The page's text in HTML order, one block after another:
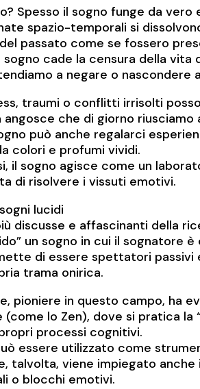
Spesso il sogno funge da
spazio-temporali si
passato come se fossero
cade la censura della vita
a negare o nascondere
traumi o conflitti irrisolti
che di giorno riusciamo
può anche regalarci
colori e profumi vividi.
il sogno agisce come un
di risolvere i vissuti emotivi.
lucidi
discusse e affascinanti della
un sogno in cui il sognatore
di essere spettatori passivi
trama onirica.
pioniere in questo campo, ha
(come lo Zen), dove si pratica la
processi cognitivi.
essere utilizzato come
talvolta, viene impiegato
o blocchi emotivi.